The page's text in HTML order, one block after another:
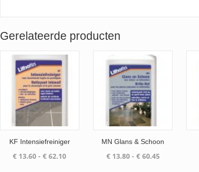
Gerelateerde producten
KF Intensiefreiniger
€ 13.60 - € 62.10Prijsklasse:
MN Glans & Schoon
€13.80 - €60.45Prijsklasse: